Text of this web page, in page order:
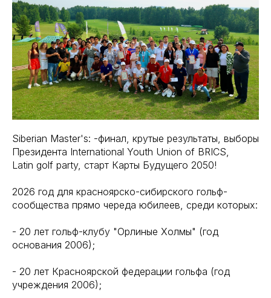
Siberian Master's: -финал, крутые результаты, выборы
Президента International Youth Union of BRICS,
Latin golf party, старт Карты Будущего 2050!
2026 год для красноярско-сибирского гольф-
сообщества прямо череда юбилеев, среди которых:
- 20 лет гольф-клубу "Орлиные Холмы" (год
основания 2006);
- 20 лет Красноярской федерации гольфа (год
учреждения 2006);